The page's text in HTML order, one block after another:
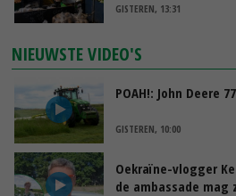
GISTEREN, 13:31
NIEUWSTE VIDEO'S
POAH!: John Deere
GISTEREN, 10:00
Oekraïne-vlogger
de ambassade mag